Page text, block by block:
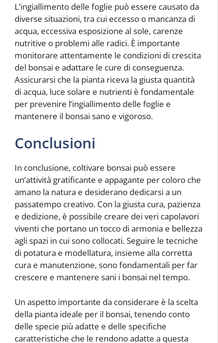
L’ingiallimento delle foglie può essere causato da
diverse situazioni, tra cui eccesso o mancanza di
acqua, eccessiva esposizione al sole, carenze
nutritive o problemi alle radici. È importante
monitorare attentamente le condizioni di crescita
del bonsai e adattare le cure di conseguenza.
Assicurarsi che la pianta riceva la giusta quantità
di acqua, luce solare e nutrienti è fondamentale
per prevenire l’ingiallimento delle foglie e
mantenere il bonsai sano e vigoroso.
Conclusioni
In conclusione, coltivare bonsai può essere
un’attività gratificante e appagante per coloro che
amano la natura e desiderano dedicarsi a un
passatempo creativo. Con la giusta cura, pazienza
e dedizione, è possibile creare dei veri capolavori
viventi che portano un tocco di armonia e bellezza
agli spazi in cui sono collocati. Seguire le tecniche
di potatura e modellatura, insieme alla corretta
cura e manutenzione, sono fondamentali per far
crescere e mantenere sani i bonsai nel tempo.
Un aspetto importante da considerare è la scelta
della pianta ideale per il bonsai, tenendo conto
delle specie più adatte e delle specifiche
caratteristiche che le rendono adatte a questa